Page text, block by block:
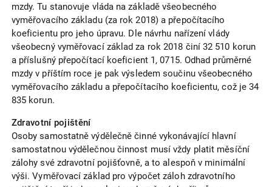
mzdy. Tu stanovuje vláda na základě všeobecného
vyměřovacího základu (za rok 2018) a přepočítacího
koeficientu pro jeho úpravu. Dle návrhu nařízení vlády
všeobecný vyměřovací základ za rok 2018 činí 32 510 korun
a příslušný přepočítací koeficient 1, 0715. Odhad průměrné
mzdy v příštím roce je pak výsledem součinu všeobecného
vyměřovacího základu a přepočítacího koeficientu, což je 34
835 korun.
Zdravotní pojištění
Osoby samostatně výdělečně činné vykonávající hlavní
samostatnou výdělečnou činnost musí vždy platit měsíční
zálohy své zdravotní pojišťovně, a to alespoň v minimální
výši. Vyměřovací základ pro výpočet záloh zdravotního